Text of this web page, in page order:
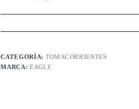
CATEGORÍA: TOMACORRIENTES
MARCA: EAGLE